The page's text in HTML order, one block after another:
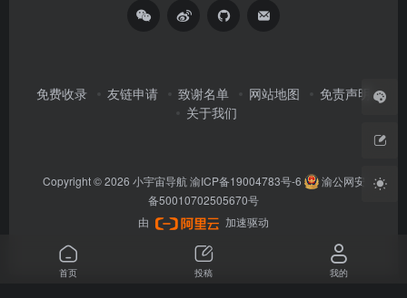
免费收录 友链申请 致谢名单 网站地图
免责声明
关于我们
Copyright © 2026 小宇宙导航 渝ICP备19004783号-6
渝公网安
备50010702505670号
由
加速驱动
首页 投稿 我的